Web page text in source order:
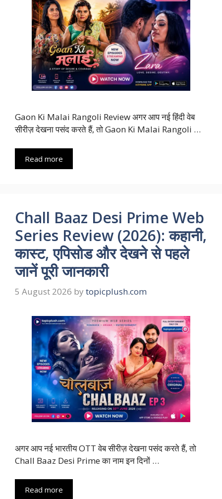
Gaon Ki Malai Rangoli Review अगर आप नई हिंदी वेब
सीरीज़ देखना पसंद करते हैं, तो Gaon Ki Malai Rangoli …
Read more
Chall Baaz Desi Prime Web
Series Review (2026): कहानी,
कास्ट, एपिसोड और देखने से पहले
जानें पूरी जानकारी
5 August 2026 by topicplush.com
अगर आप नई भारतीय OTT वेब सीरीज़ देखना पसंद करते हैं, तो
Chall Baaz Desi Prime का नाम इन दिनों …
Read more